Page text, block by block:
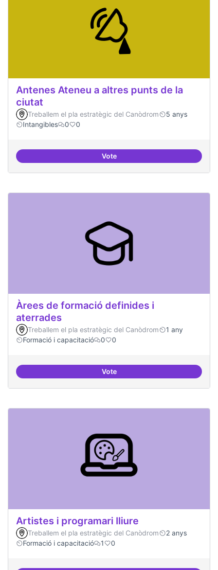
Antenes Ateneu a altres punts de la
ciutat
Treballem el pla estratègic del Canòdrom
5 anys
Intangibles
0 0
VoteAntenes Ateneu a altres punts
Àrees de formació definides i
aterrades
Treballem el pla estratègic del Canòdrom
1 any
Formació i capacitació
0 0
VoteÀrees de formació definides i
Artistes i programari lliure
Treballem el pla estratègic del Canòdrom
2 anys
Formació i capacitació
1 0